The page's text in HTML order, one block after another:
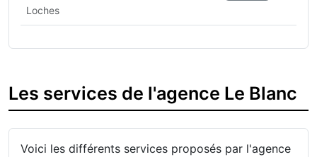
Loches
Les services de l'agence Le Blanc
Voici les différents services proposés par l'agence